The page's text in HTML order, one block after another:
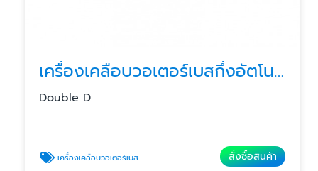
เครื่องเคลือบวอเตอร์เบสกึ่งอัตโนมัติ
Double D
เครื่องเคลือบวอเตอร์เบส สั่งซื้อสินค้า